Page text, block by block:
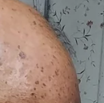
はほぼ「西洋医学」
洋医学は「陽の医学
で見える数値や画像